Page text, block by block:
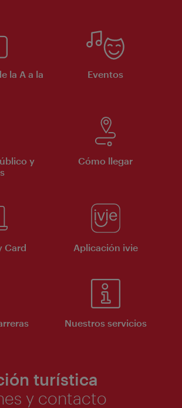
la A a la
Eventos
y
Cómo llegar
Card Aplicación ivie
Nuestros servicios
turística
y contacto